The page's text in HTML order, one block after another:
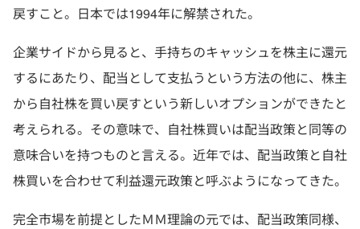
戻すこと。日本では1994年に解禁された。
企業サイドから見ると、手持ちのキャッシュを株主に還元
するにあたり、配当として支払うという方法の他に、株主
から自社株を買い戻すという新しいオプションができたと
考えられる。その意味で、自社株買いは配当政策と同等の
意味合いを持つものと言える。近年では、配当政策と自社
株買いを合わせて利益還元政策と呼ぶようになってきた。
完全市場を前提としたＭＭ理論の元では、配当政策同様、